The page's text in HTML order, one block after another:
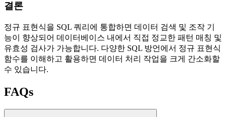
결론
정규 표현식을 SQL 쿼리에 통합하면 데이터 검색 및 조작 기
능이 향상되어 데이터베이스 내에서 직접 정교한 패턴 매칭 및
유효성 검사가 가능합니다. 다양한 SQL 방언에서 정규 표현식
함수를 이해하고 활용하면 데이터 처리 작업을 크게 간소화할
수 있습니다.
FAQs